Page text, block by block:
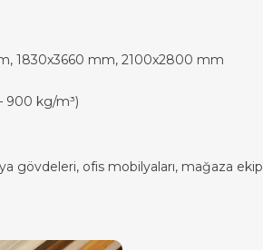
1830x3660 mm, 2100x2800 mm
900 kg/m³)
gövdeleri, ofis mobilyaları, mağaza